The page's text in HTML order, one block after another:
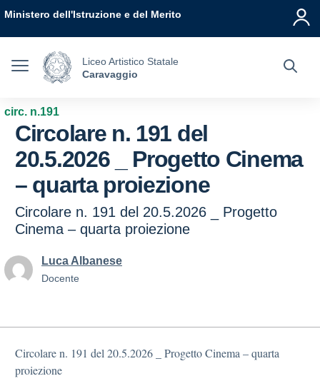
Ministero dell'Istruzione e del Merito
Liceo Artistico Statale
Caravaggio
circ. n.191
Circolare n. 191 del
20.5.2026 _ Progetto Cinema
– quarta proiezione
Circolare n. 191 del 20.5.2026 _ Progetto
Cinema – quarta proiezione
Luca Albanese
Docente
Circolare n. 191 del 20.5.2026 _ Progetto Cinema – quarta
proiezione